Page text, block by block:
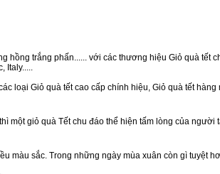
hồng trắng phấn...... với các thương hiệu Giỏ quà tết
Italy.....
loại Giỏ quà tết cao cấp chính hiệu, Giỏ quà tết
giỏ quà Tết chu đáo thể hiện tấm lòng của
màu sắc. Trong những ngày mùa xuân còn gì tuyệt